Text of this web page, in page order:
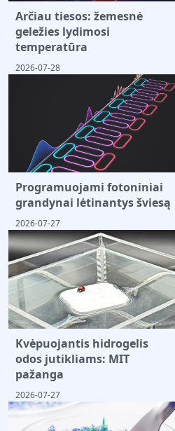
Arčiau tiesos: žemesnė
geležies lydimosi
temperatūra
2026-07-28
Programuojami fotoniniai
grandynai lėtinantys šviesą
2026-07-27
Kvėpuojantis hidrogelis
odos jutikliams: MIT
pažanga
2026-07-27